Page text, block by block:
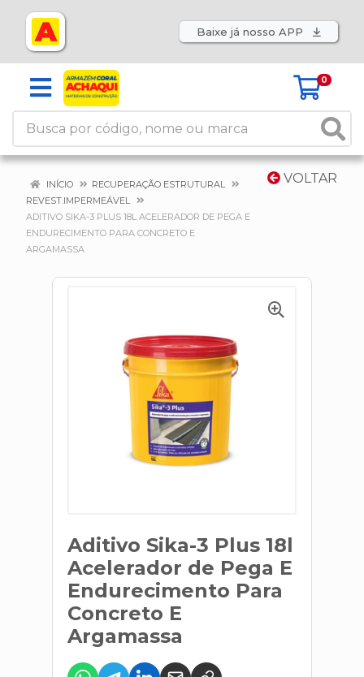
Baixe já nosso APP
0
VOLTAR
INÍCIO
RECUPERAÇÃO ESTRUTURAL
REVEST.IMPERMEÁVEL
ADITIVO SIKA-3 PLUS 18L ACELERADOR DE PEGA E
ENDURECIMENTO PARA CONCRETO E
ARGAMASSA
Aditivo Sika-3 Plus 18l
Acelerador de Pega E
Endurecimento Para
Concreto E
Argamassa